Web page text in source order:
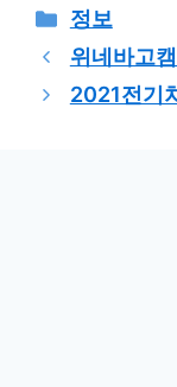
카
테
고
리
정보
위네바고
2021전기